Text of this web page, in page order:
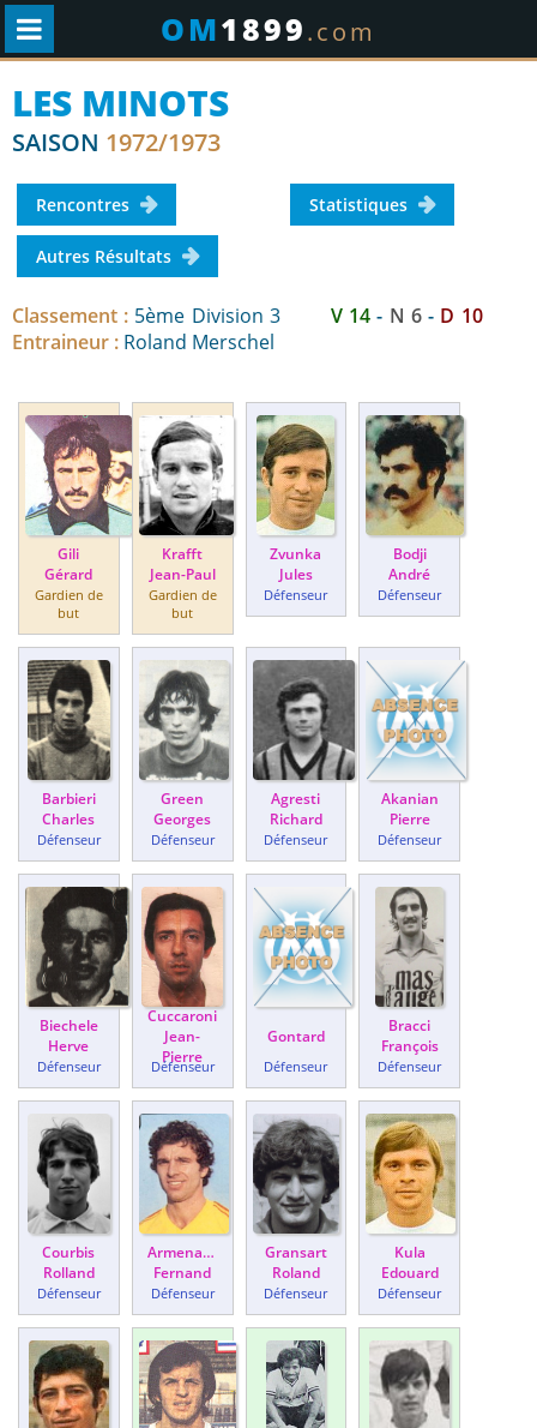
OM1899.com
LES MINOTS
SAISON 1972/1973
Rencontres Statistiques
Autres Résultats
Classement : 5ème Division 3 V 14 - N 6- D 10
Entraineur : Roland Merschel
Gili
Gérard
Gardien de
but
Krafft
Jean-Paul
Gardien de
but
Zvunka
Jules
Défenseur
Bodji
André
Défenseur
Barbieri
Charles
Défenseur
Green
Georges
Défenseur
Agresti
Richard
Défenseur
Akanian
Pierre
Défenseur
Biechele
Herve
Défenseur
Cuccaroni
Jean-
Pierre
Défenseur
Gontard
Défenseur
Bracci
François
Défenseur
Courbis
Rolland
Défenseur
Armenante
Fernand
Défenseur
Gransart
Roland
Défenseur
Kula
Edouard
Défenseur